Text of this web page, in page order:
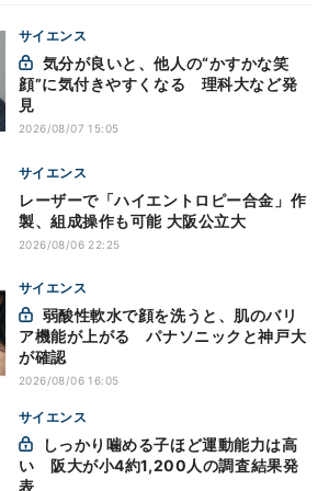
サイエンス
顔”に気付きやすくなる 理科大など発
見
2026/08/07 15:05
サイエンス
レーザーで「ハイエントロピー合金」作
製、組成操作も可能 大阪公立大
2026/08/06 22:25
サイエンス
ア機能が上がる パナソニックと神戸大
が確認
2026/08/06 16:05
サイエンス
い 阪大が小4約1,200人の調査結果発
表